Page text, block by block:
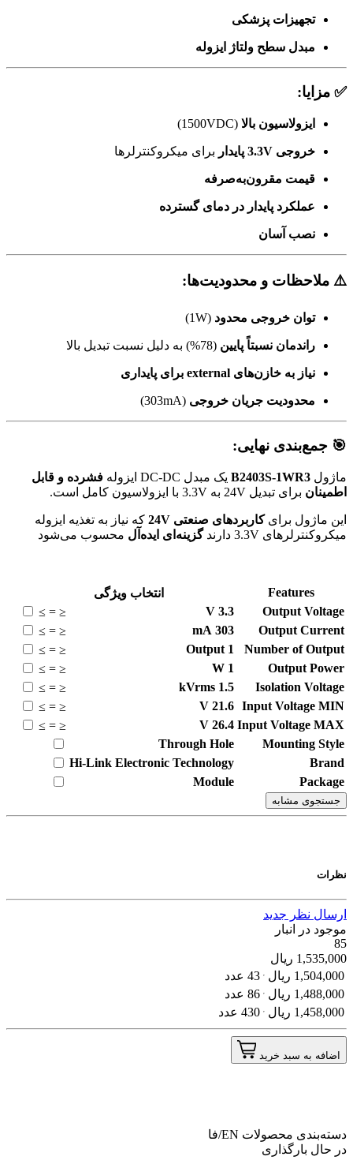
تجهیزات پزشکی
مبدل سطح ولتاژ ایزوله
✅ مزایا:
ایزولاسیون بالا (1500VDC)
خروجی 3.3V پایدار برای میکروکنترلرها
قیمت مقرون‌به‌صرفه
عملکرد پایدار در دمای گسترده
نصب آسان
⚠️ ملاحظات و محدودیت‌ها:
توان خروجی محدود (1W)
راندمان نسبتاً پایین (78%) به دلیل نسبت تبدیل بالا
نیاز به خازن‌های external برای پایداری
محدودیت جریان خروجی (303mA)
🎯 جمع‌بندی نهایی:
ماژول B2403S-1WR3 یک مبدل DC-DC ایزوله
فشرده و قابل
اطمینان برای تبدیل 24V به 3.3V با ایزولاسیون کامل است.
این ماژول برایکاربردهای صنعتی 24V
که نیاز به تغذیه ایزوله
میکروکنترلرهای 3.3V دارند
گزینه‌ای ایده‌آل محسوب می‌شود
Features
انتخاب ویژگی
Output Voltage
3.3
V
≤
=
≥
Output Current
303
mA
≤
=
≥
Number of Output
1
Output
≤
=
≥
Output Power
1
W
≤
=
≥
Isolation Voltage
1.5
kVrms
≤
=
≥
Input Voltage MIN
21.6
V
≤
=
≥
Input Voltage MAX
26.4
V
≤
=
≥
Mounting Style
Through Hole
Brand
Hi-Link Electronic Technology
Package
Module
جستجوی مشابه
نظرات
ارسال نظر جدید
موجود در انبار
85
1,535,000 ریال
1,504,000 ریال
43 عدد
1,488,000 ریال
86 عدد
1,458,000 ریال 430 عدد
اضافه به سبد خرید
دسته‌بندی محصولات EN/فا
در حال بارگذاری